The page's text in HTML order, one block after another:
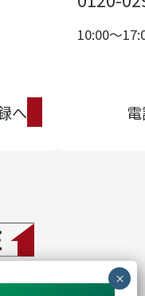
へ
10:00〜